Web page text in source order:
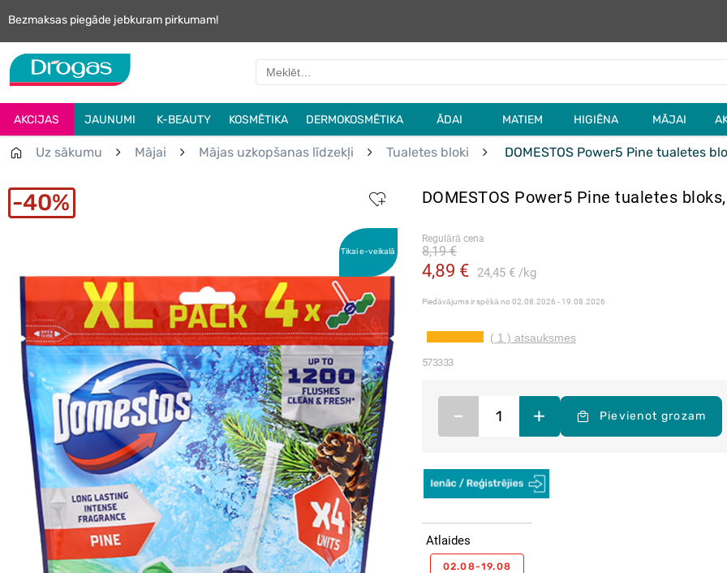
Bezmaksas piegāde jebkuram pirkumam!
AKCIJAS JAUNUMI K-BEAUTY KOSMĒTIKA DERMOKOSMĒTIKA ĀDAI MATIEM HIGIĒNA MĀJAI
Uz sākumu Mājai Mājas uzkopšanas līdzekļi Tualetes bloki DOMESTOS Power5 Pine tualetes
40%
Tikai e-veikalā
DOMESTOS Power5 Pine tualetes
Regulārā cena
4,89 € 24,45 € kg
8,19 €
Piedāvājums ir spēkā no 02.08.2026 - 19.08.2026
( 1 ) atsauksmes
573333
– + Pievienot grozam
Atlaides
02.08-19.08